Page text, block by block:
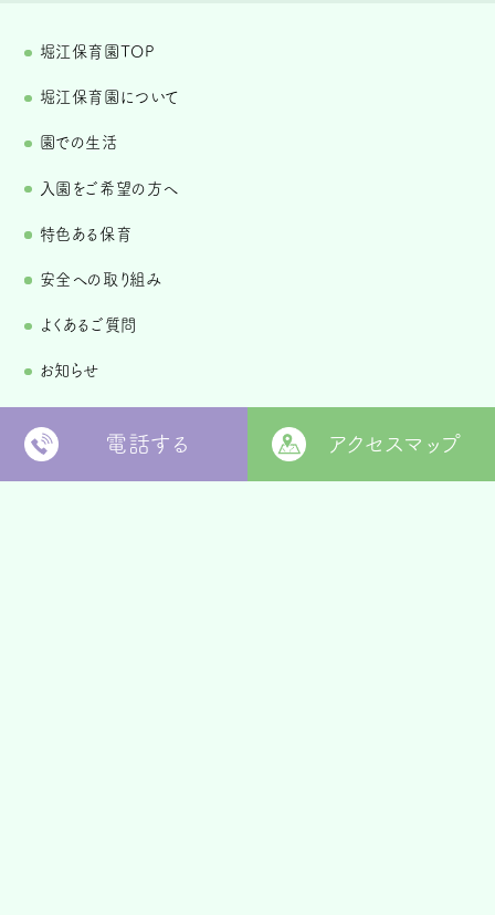
堀江保育園TOP
堀江保育園について
園での生活
入園をご希望の方へ
特色ある保育
安全への取り組み
よくあるご質問
お知らせ
各種規定・情報開示一覧
電話する アクセスマップ